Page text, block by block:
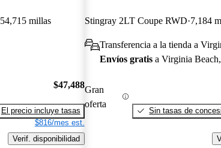
54,715 millas
$47,488
El precio incluye tasas
$816/mes est.
Verif. disponibilidad
Stingray 2LT Coupe RWD 7,184
Transferencia a la tienda a
Envíos gratisa Virginia
Gran
oferta
Sin tasas de